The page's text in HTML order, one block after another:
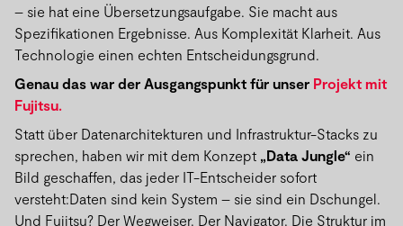
– sie hat eine Übersetzungsaufgabe. Sie macht aus
Spezifikationen Ergebnisse. Aus Komplexität Klarheit. Aus
Technologie einen echten Entscheidungsgrund.
Genau das war der Ausgangspunkt für unser Projekt mit
Fujitsu.
Statt über Datenarchitekturen und Infrastruktur-Stacks zu
sprechen, haben wir mit dem Konzept „Data Jungle“ ein
Bild geschaffen, das jeder IT-Entscheider sofort
versteht:Daten sind kein System – sie sind ein Dschungel.
Und Fujitsu? Der Wegweiser. Der Navigator. Die Struktur im